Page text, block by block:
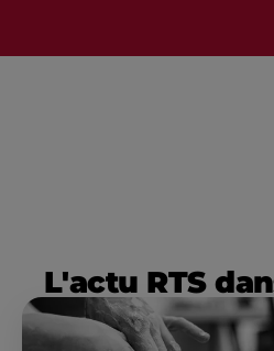
L'actu RTS